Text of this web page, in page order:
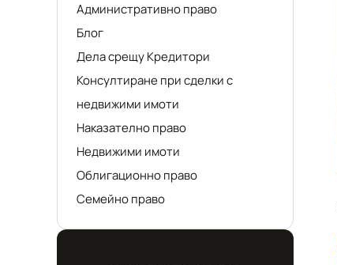
Административно право
Блог
Дела срещу Кредитори
Консултиране при сделки с
недвижими имоти
Наказателно право
Недвижими имоти
Облигационно право
Семейно право